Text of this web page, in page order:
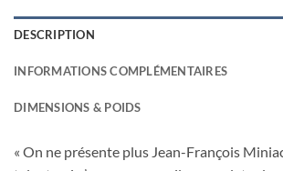
DESCRIPTION
INFORMATIONS COMPLÉMENTAIRES
DIMENSIONS & POIDS
« On ne présente plus Jean-François